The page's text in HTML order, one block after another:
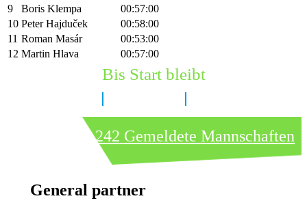
9
Boris Klempa
00:57:00
10 Peter Hajduček
00:58:00
11 Roman Masár
00:53:00
12 Martin Hlava 00:57:00
Bis Start bleibt
242 Gemeldete Mannschaften
General partner